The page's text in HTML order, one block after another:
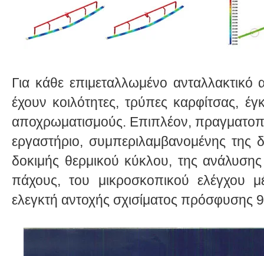
Για κάθε επιμεταλλωμένο ανταλλακτικό
έχουν κοιλότητες, τρύπες καρφίτσας,
αποχρωματισμούς. Επιπλέον,
εργαστήριο, συμπεριλαμβανομένης της
δοκιμής θερμικού κύκλου, της
πάχους, του μικροσκοπικού ελέγχου
ελεγκτή αντοχής σχισίματος πρόσφυσης